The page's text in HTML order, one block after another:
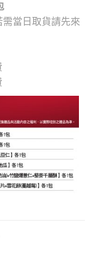
需當日取貨請先來